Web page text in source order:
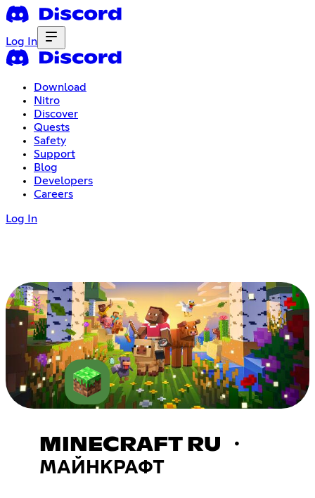
Log In
Download
Nitro
Discover
Quests
Safety
Support
Blog
Developers
Careers
Log In
MINECRAFT RU ・
МАЙНКРАФТ